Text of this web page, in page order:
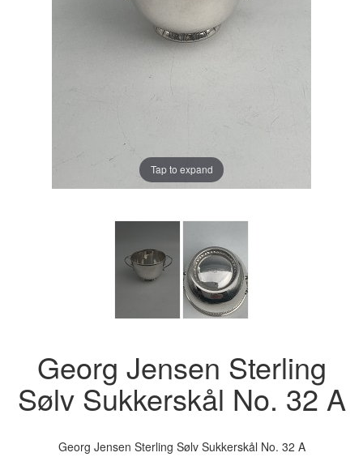
Tap to expand
Georg Jensen Sterling
Sølv Sukkerskål No. 32 A
Georg Jensen Sterling Sølv Sukkerskål No. 32 A